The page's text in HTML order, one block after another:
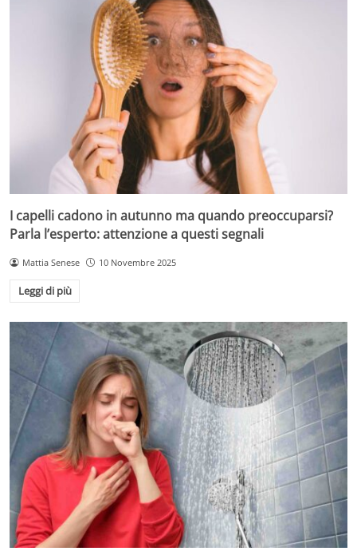
I capelli cadono in autunno ma quando preoccuparsi?
Parla l’esperto: attenzione a questi segnali
Mattia Senese 10 Novembre 2025
Leggi di più